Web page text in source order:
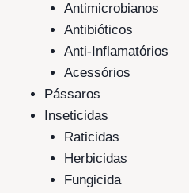
Antimicrobianos
Antibióticos
Anti-Inflamatórios
Acessórios
Pássaros
Inseticidas
Raticidas
Herbicidas
Fungicida